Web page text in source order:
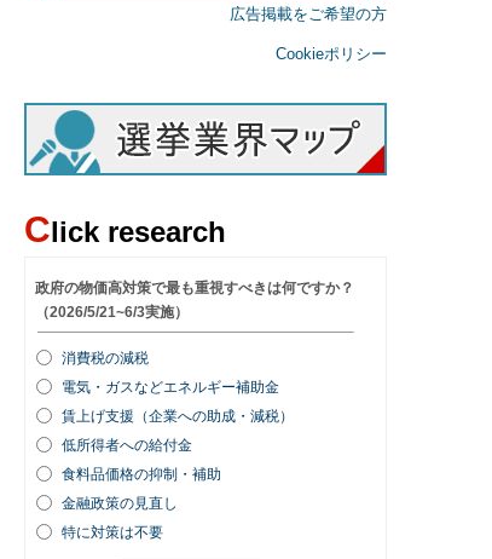
広告掲載をご希望の方
Cookieポリシー
Click research